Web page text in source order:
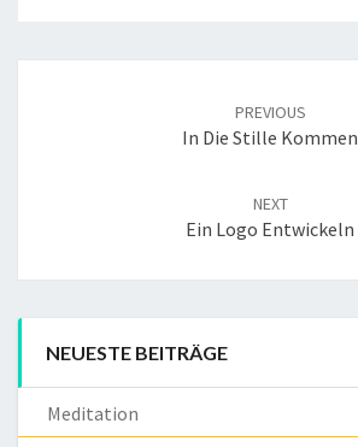
PREVIOUS
In Die Stille Kommen
NEXT
Ein Logo Entwickeln
NEUESTE BEITRÄGE
Meditation